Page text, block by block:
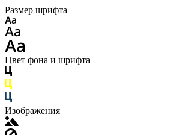
Размер шрифта
Цвет фона и шрифта
Изображения